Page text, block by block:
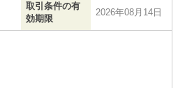
取引条件の有
効期限
2026年08月14日